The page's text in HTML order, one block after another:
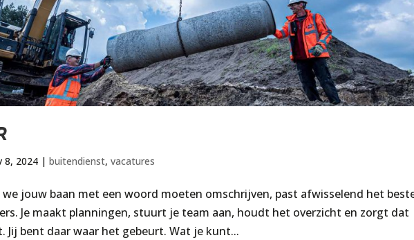
8, 2024 |buitendienst,vacatures
we jouw baan met een woord moeten omschrijven, past afwisselend het
Je maakt planningen, stuurt je team aan, houdt het overzicht en zorgt dat
Jij bent daar waar het gebeurt. Wat je kunt...